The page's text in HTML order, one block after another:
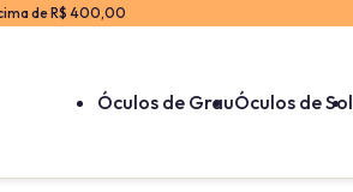
de R$ 400,00
Óculos de GrauÓculos de Sol